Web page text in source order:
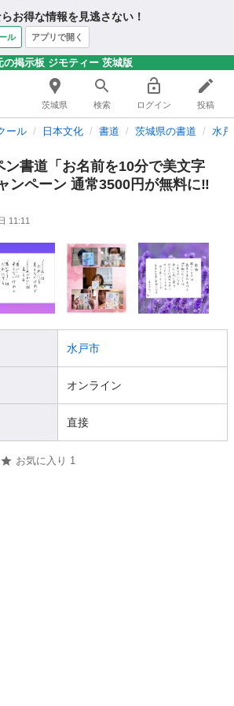
お得な情報を見逃さない！
ル アプリで開く
の掲示板 ジモティー 茨城版
茨城県 検索 ログイン 投稿
ール 日本文化 書道 茨城県の書道 水
ン書道「お名前を10分で美文字
ンペーン 通常3500円が無料に‼️
11:11
水戸市
オンライン
直接
お気に入り 1